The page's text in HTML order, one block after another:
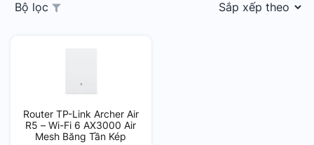
Bộ lọc
Router TP-Link Archer Air
R5 – Wi-Fi 6 AX3000 Air
Mesh Băng Tần Kép